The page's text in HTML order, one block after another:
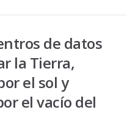
de datos
la Tierra,
el sol y
el vacío del